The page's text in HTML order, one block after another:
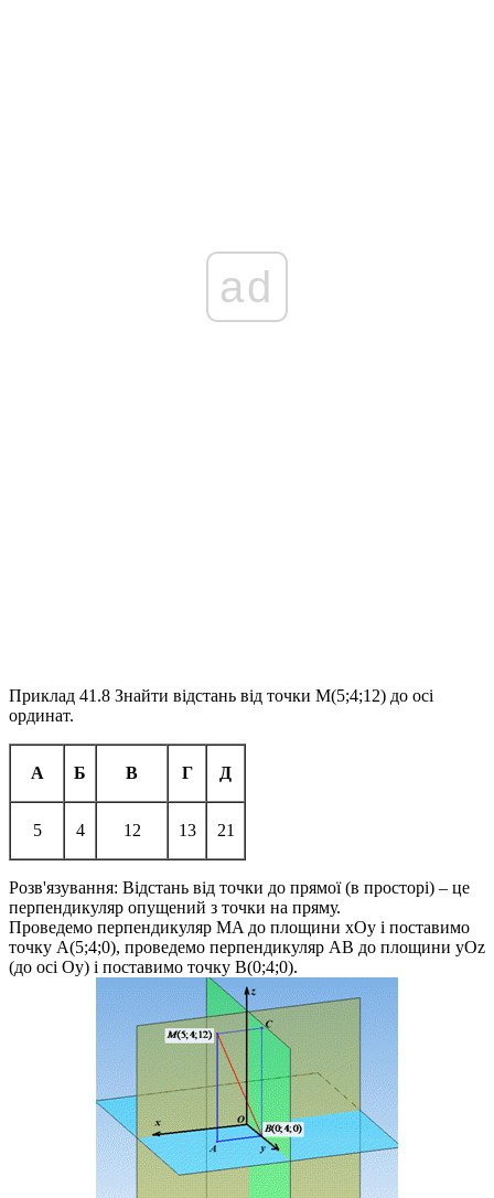
ad
Приклад 41.8 Знайти відстань від точки M(5;4;12) до осі
ординат.
А Б В Г Д
5 4 12 13 21
Розв'язування: Відстань від точки до прямої (в просторі) – це
перпендикуляр опущений з точки на пряму.
Проведемо перпендикуляр MA до площини xOy і поставимо
точку A(5;4;0), проведемо перпендикуляр AB до площини yOz
(до осі Oy) і поставимо точку B(0;4;0).